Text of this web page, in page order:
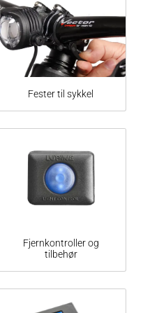
Fester til sykkel
Fjernkontroller og
tilbehør